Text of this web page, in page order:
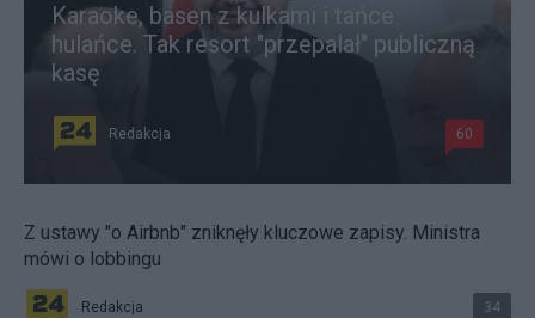
Karaoke, basen z kulkami i tańce
hulańce. Tak resort "przepalał" publiczną
kasę
Redakcja 60
Z ustawy "o Airbnb" zniknęły kluczowe zapisy. Ministra
mówi o lobbingu
Redakcja 34